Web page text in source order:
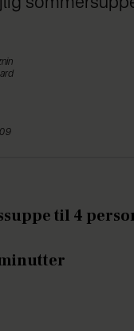
til 4